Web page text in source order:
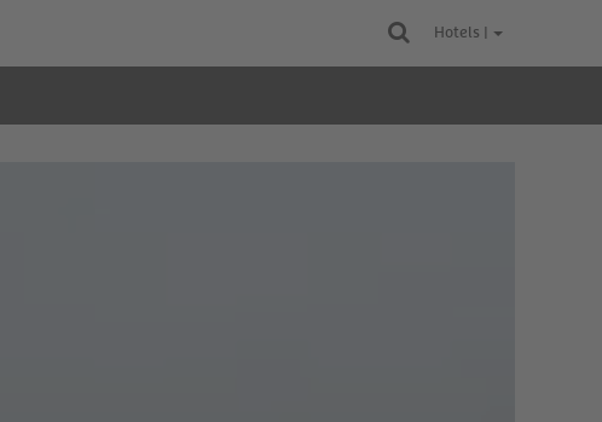
Hotels |